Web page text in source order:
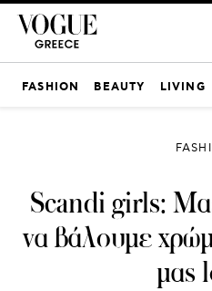
FASHION BEAUTY LIVING
Scandi girls:
να βάλουμε
μας